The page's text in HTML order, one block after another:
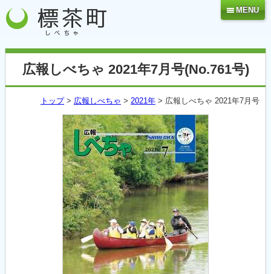
MENU
広報しべちゃ 2021年7月号(No.761号)
トップ> 広報しべちゃ > 2021年 > 広報しべちゃ 2021年7月号